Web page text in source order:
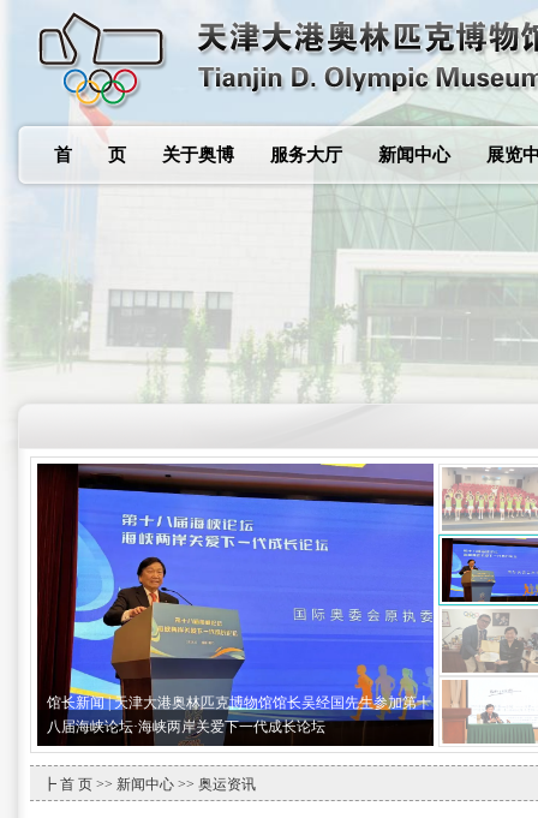
首 页 关于奥博 服务大厅 新闻中心 展览
馆长新闻 | 天津大港奥林匹克博物馆馆长吴经国先生参加第十
八届海峡论坛·海峡两岸关爱下一代成长论坛
┣ 首 页 >> 新闻中心 >> 奥运资讯